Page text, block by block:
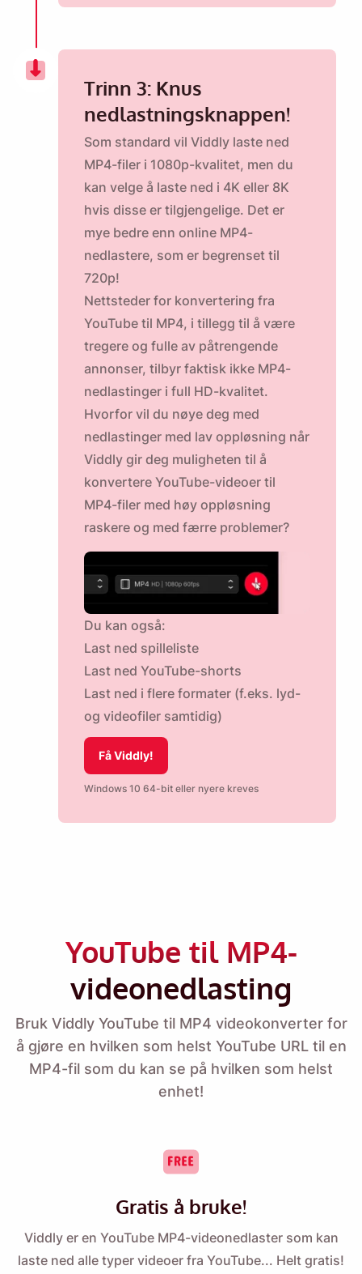
Trinn 3: Knus
nedlastningsknappen!
Som standard vil Viddly laste ned
MP4-filer i 1080p-kvalitet, men du
kan velge å laste ned i 4K eller 8K
hvis disse er tilgjengelige. Det er
mye bedre enn online MP4-
nedlastere, som er begrenset til
720p!
Nettsteder for konvertering fra
YouTube til MP4, i tillegg til å være
tregere og fulle av påtrengende
annonser, tilbyr faktisk ikke MP4-
nedlastinger i full HD-kvalitet.
Hvorfor vil du nøye deg med
nedlastinger med lav oppløsning når
Viddly gir deg muligheten til å
konvertere YouTube-videoer til
MP4-filer med høy oppløsning
raskere og med færre problemer?
Du kan også:
Last ned spilleliste
Last ned YouTube-shorts
Last ned i flere formater (f.eks. lyd-
og videofiler samtidig)
Få Viddly!
Windows 10 64-bit eller nyere kreves
YouTube til MP4-
videonedlasting
Bruk Viddly YouTube til MP4 videokonverter for
å gjøre en hvilken som helst YouTube URL til en
MP4-fil som du kan se på hvilken som helst
enhet!
Gratis å bruke!
Viddly er en YouTube MP4-videonedlaster som kan
laste ned alle typer videoer fra YouTube... Helt gratis!